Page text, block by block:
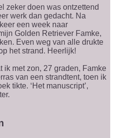
zeker doen was ontzettend
werk dan gedacht. Na
een week naar
Golden Retriever Famke,
Even weg van alle drukte
het strand. Heerlijk!
ik met zon, 27 graden, Famke
van een strandtent, toen ik
tikte. ‘Het manuscript’,